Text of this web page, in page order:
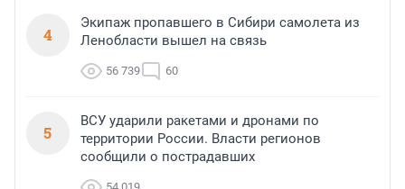
4
Экипаж пропавшего в Сибири самолета из
Ленобласти вышел на связь
56 739 60
5
ВСУ ударили ракетами и дронами по
территории России. Власти регионов
сообщили о пострадавших